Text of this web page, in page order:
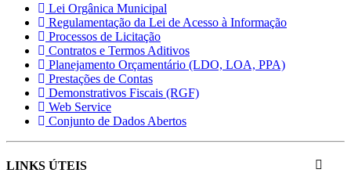
Lei Orgânica Municipal
Regulamentação da Lei de Acesso à Informação
Processos de Licitação
Contratos e Termos Aditivos
Planejamento Orçamentário (LDO, LOA, PPA)
Prestações de Contas
Demonstrativos Fiscais (RGF)
Web Service
Conjunto de Dados Abertos
LINKS ÚTEIS